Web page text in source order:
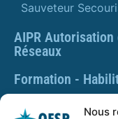
Nous
Sauveteur
AIPR
Réseaux
Formation -
Formation -